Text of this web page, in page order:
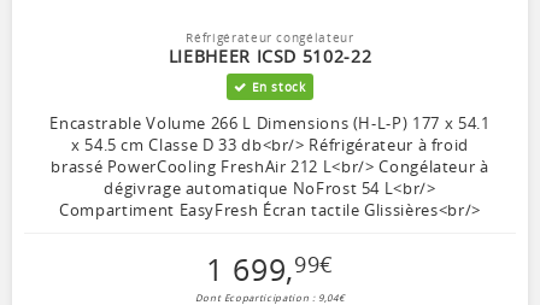
Réfrigérateur congélateur
LIEBHEER ICSD 5102-22
En stock
Encastrable Volume 266 L Dimensions (H-L-P) 177 x 54.1
x 54.5 cm Classe D 33 db<br/> Réfrigérateur à froid
brassé PowerCooling FreshAir 212 L<br/> Congélateur à
dégivrage automatique NoFrost 54 L<br/>
Compartiment EasyFresh Écran tactile Glissières<br/>
1 699,99€
Dont Ecoparticipation : 9,04€